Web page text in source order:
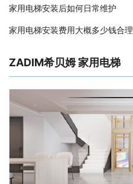
家用电梯安装后如何日常维护
家用电梯安装费用大概多少钱合理
ZADIM希贝姆 家用电梯